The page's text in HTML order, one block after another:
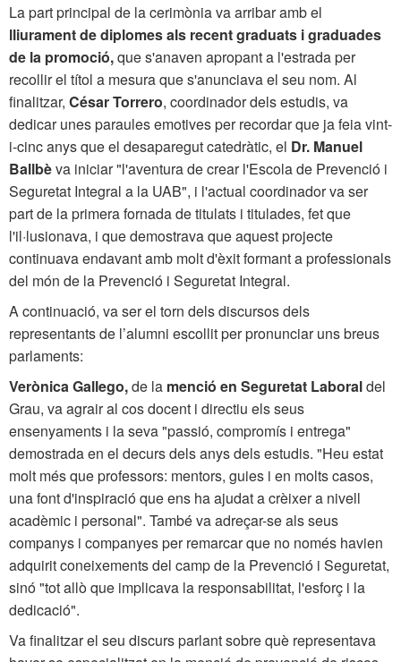
La part principal de la cerimònia va arribar amb el
lliurament de diplomes als recent graduats i graduades
de la promoció,que s'anaven apropant a l'estrada per
recollir el títol a mesura que s'anunciava el seu nom. Al
finalitzar, César Torrero, coordinador dels estudis, va
dedicar unes paraules emotives per recordar que ja feia vint-
i-cinc anys que el desaparegut catedràtic, el Dr. Manuel
Ballbèva iniciar "l'aventura de crear l'Escola de Prevenció i
Seguretat Integral a la UAB", i l'actual coordinador va ser
part de la primera fornada de titulats i titulades, fet que
l'il·lusionava, i que demostrava que aquest projecte
continuava endavant amb molt d'èxit formant a professionals
del món de la Prevenció i Seguretat Integral.
A continuació, va ser el torn dels discursos dels
representants de l’alumni escollit per pronunciar uns breus
parlaments:
Verònica Gallego,de la menció en Seguretat Laboraldel
Grau, va agrair al cos docent i directiu els seus
ensenyaments i la seva "passió, compromís i entrega"
demostrada en el decurs dels anys dels estudis. "Heu estat
molt més que professors: mentors, guies i en molts casos,
una font d'inspiració que ens ha ajudat a crèixer a nivell
acadèmic i personal". També va adreçar-se als seus
companys i companyes per remarcar que no només havien
adquirit coneixements del camp de la Prevenció i Seguretat,
sinó "tot allò que implicava la responsabilitat, l'esforç i la
dedicació".
Va finalitzar el seu discurs parlant sobre què representava